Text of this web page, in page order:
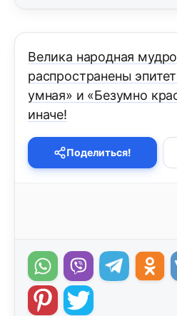
Велика народная
распространены
умная» и «Безумно
иначе!
Поделиться!